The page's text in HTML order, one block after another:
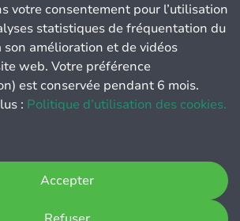
votre consentement pour l’utilisation
statistiques de fréquentation du
amélioration et de vidéos
web. Votre préférence
est conservée pendant 6 mois.
: Politique d’utilisation des cookies.
Accepter